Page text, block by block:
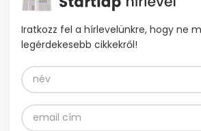
Iratkozz fel a hírlevelünkre, hogy ne
legérdekesebb cikkekről!